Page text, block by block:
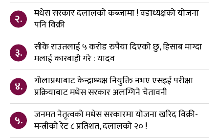
२.
मधेस सरकार दलालको कब्जामा ! वडाध्यक्षको योजना
पनि विक्री
३.
सीके राउतलाई ५ करोड रुपैया दिएको छु, हिसाब माग्दा
मलाई कारबाही गरे : यादव
४.
गोलाप्रथाबाट केन्द्राध्यक्ष नियुक्ति नभए एसइई परीक्षा
प्रक्रियाबाट मधेस सरकार अलग्गिने चेतावनी
५.
जनमत नेतृत्वको मधेस सरकारमा योजना खरिद विक्री-
मन्त्रीको रेट ८ प्रतिशत, दलालको २० !